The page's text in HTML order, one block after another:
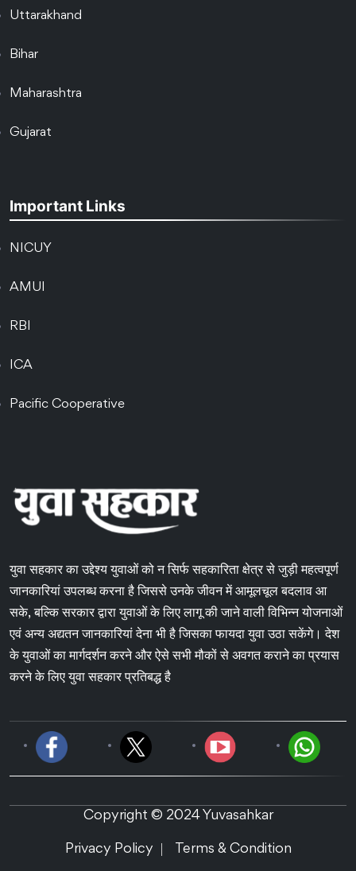
Uttarakhand
Bihar
Maharashtra
Gujarat
Important Links
NICUY
AMUI
RBI
ICA
Pacific Cooperative
युवा सहकार का उद्देश्य युवाओं को न सिर्फ सहकारिता क्षेत्र से जुड़ी महत्वपूर्ण
जानकारियां उपलब्ध करना है जिससे उनके जीवन में आमूलचूल बदलाव आ
सके, बल्कि सरकार द्वारा युवाओं के लिए लागू की जाने वाली विभिन्न योजनाओं
एवं अन्य अद्यतन जानकारियां देना भी है जिसका फायदा युवा उठा सकेंगे। देश
के युवाओं का मार्गदर्शन करने और ऐसे सभी मौकों से अवगत कराने का प्रयास
करने के लिए युवा सहकार प्रतिबद्ध है
Copyright © 2024 Yuvasahkar
Privacy Policy Terms & Condition